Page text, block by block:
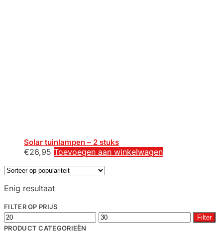
Solar tuinlampen – 2 stuks
€26,95 Toevoegen aan winkelwagen
Enig resultaat
FILTER OP PRIJS
Min.
prijs
Max.
prijs
Filter
PRODUCT CATEGORIEËN